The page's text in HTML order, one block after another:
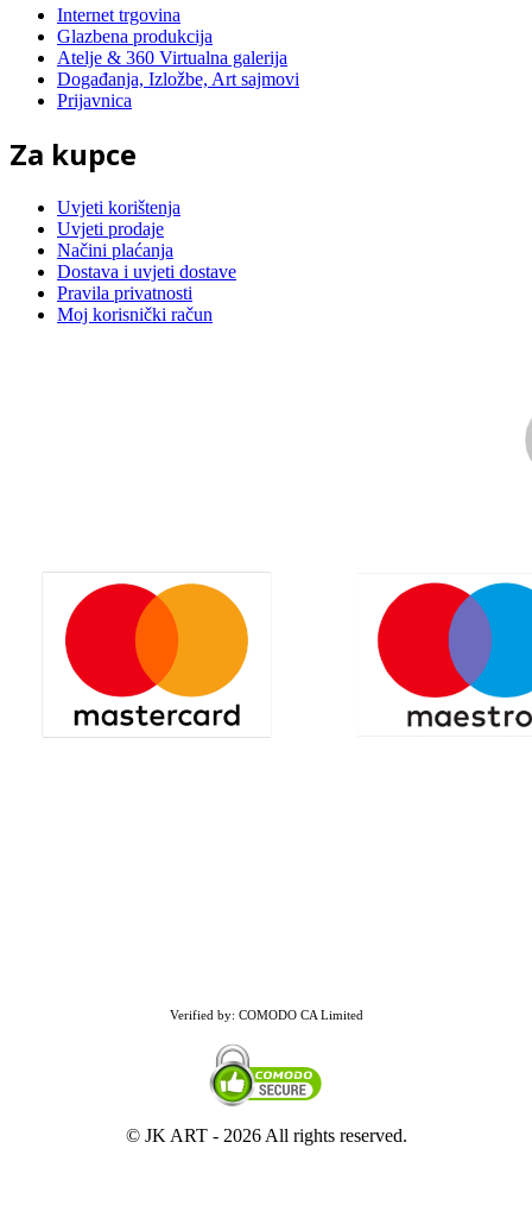
Internet trgovina
Glazbena produkcija
Atelje & 360 Virtualna galerija
Događanja, Izložbe, Art sajmovi
Prijavnica
Za kupce
Uvjeti korištenja
Uvjeti prodaje
Načini plaćanja
Dostava i uvjeti dostave
Pravila privatnosti
Moj korisnički račun
Verified by: COMODO CA Limited
© JK ART - 2026 All rights reserved.